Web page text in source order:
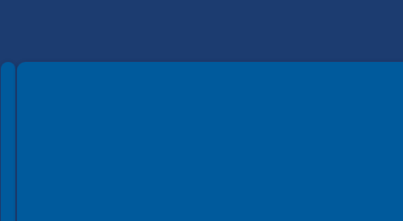
Spełniamy standardy WCAG 2.2
Spełniamy standardy W3C